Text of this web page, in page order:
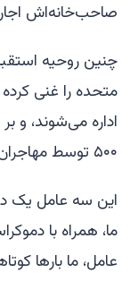
صاحب‌خانه‌اش
چنین روحیه
متحده را غنی
اداره می‌شوند، و
۵۰۰ توسط مهاجران یا فرزندانشان تأسیس شده‌اند.
این سه عامل یک
ما، همراه با
عامل، ما بارها